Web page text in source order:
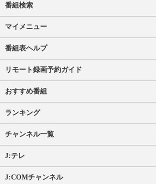
番組検索
マイメニュー
番組表ヘルプ
リモート録画予約ガイド
おすすめ番組
ランキング
チャンネル一覧
J:テレ
J:COMチャンネル